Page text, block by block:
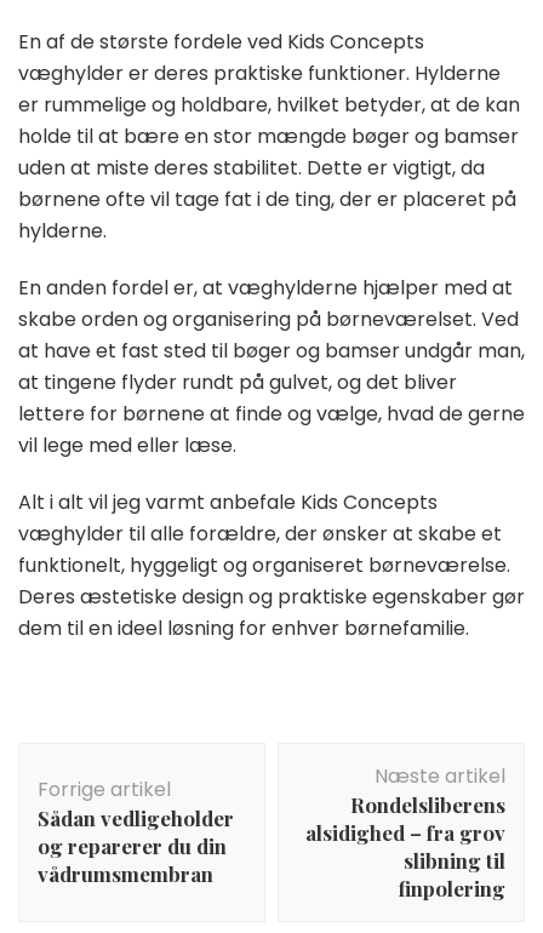
En af de største fordele ved Kids Concepts
væghylder er deres praktiske funktioner. Hylderne
er rummelige og holdbare, hvilket betyder, at de kan
holde til at bære en stor mængde bøger og bamser
uden at miste deres stabilitet. Dette er vigtigt, da
børnene ofte vil tage fat i de ting, der er placeret på
hylderne.
En anden fordel er, at væghylderne hjælper med at
skabe orden og organisering på børneværelset. Ved
at have et fast sted til bøger og bamser undgår man,
at tingene flyder rundt på gulvet, og det bliver
lettere for børnene at finde og vælge, hvad de gerne
vil lege med eller læse.
Alt i alt vil jeg varmt anbefale Kids Concepts
væghylder til alle forældre, der ønsker at skabe et
funktionelt, hyggeligt og organiseret børneværelse.
Deres æstetiske design og praktiske egenskaber gør
dem til en ideel løsning for enhver børnefamilie.
Forrige artikel
Sådan vedligeholder
og reparerer du din
vådrumsmembran
Næste artikel
Rondelsliberens
alsidighed – fra grov
slibning til
finpolering